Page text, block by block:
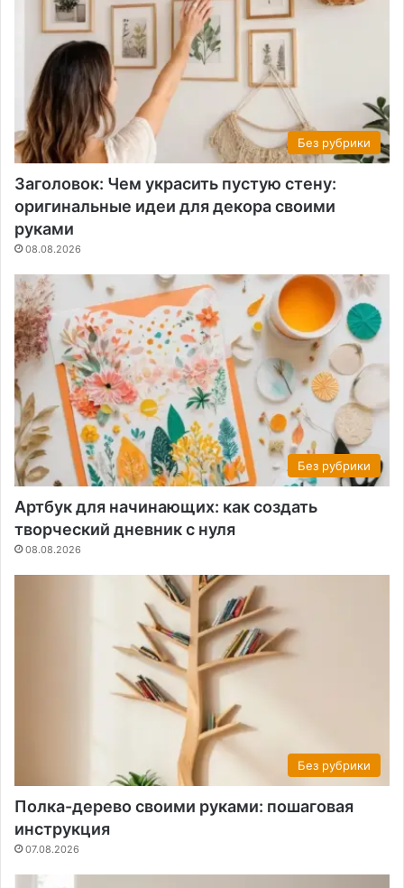
Без рубрики
Заголовок: Чем украсить пустую стену:
оригинальные идеи для декора своими
руками
08.08.2026
Без рубрики
Артбук для начинающих: как создать
творческий дневник с нуля
08.08.2026
Без рубрики
Полка-дерево своими руками: пошаговая
инструкция
07.08.2026